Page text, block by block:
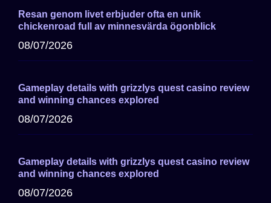
Resan genom livet erbjuder ofta en unik
chickenroad full av minnesvärda ögonblick
08/07/2026
Gameplay details with grizzlys quest casino review
and winning chances explored
08/07/2026
Gameplay details with grizzlys quest casino review
and winning chances explored
08/07/2026